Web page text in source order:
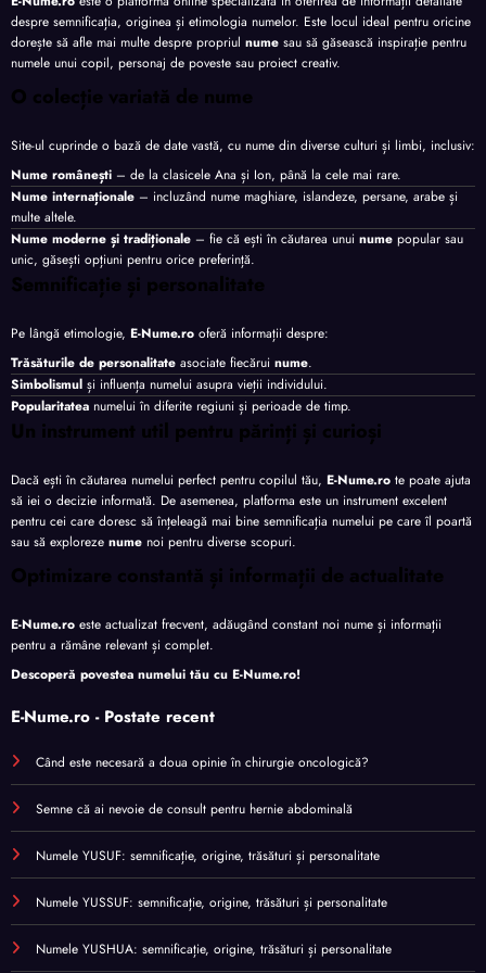
despre semnificația, originea și etimologia numelor. Este locul ideal pentru oricine
dorește să afle mai multe despre propriul nume sau să găsească inspirație pentru
numele unui copil, personaj de poveste sau proiect creativ.
O colecție variată de nume
Site-ul cuprinde o bază de date vastă, cu nume din diverse culturi și limbi, inclusiv:
Nume românești – de la clasicele Ana și Ion, până la cele mai rare.
Nume internaționale – incluzând nume maghiare, islandeze, persane, arabe și
multe altele.
Nume moderne și tradiționale – fie că ești în căutarea unui nume popular sau
unic, găsești opțiuni pentru orice preferință.
Semnificație și personalitate
Pe lângă etimologie, E-Nume.ro oferă informații despre:
Trăsăturile de personalitate asociate fiecărui nume.
Simbolismul și influența numelui asupra vieții individului.
Popularitatea numelui în diferite regiuni și perioade de timp.
Un instrument util pentru părinți și curioși
Dacă ești în căutarea numelui perfect pentru copilul tău, E-Nume.ro te poate ajuta
să iei o decizie informată. De asemenea, platforma este un instrument excelent
pentru cei care doresc să înțeleagă mai bine semnificația numelui pe care îl poartă
sau să exploreze nume noi pentru diverse scopuri.
Optimizare constantă și informații de actualitate
E-Nume.ro este actualizat frecvent, adăugând constant noi nume și informații
pentru a rămâne relevant și complet.
Descoperă povestea numelui tău cu E-Nume.ro!
E-Nume.ro - Postate recent
Când este necesară a doua opinie în chirurgie oncologică?
Semne că ai nevoie de consult pentru hernie abdominală
Numele YUSUF: semnificație, origine, trăsături și personalitate
Numele YUSSUF: semnificație, origine, trăsături și personalitate
Numele YUSHUA: semnificație, origine, trăsături și personalitate